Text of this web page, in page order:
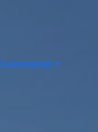
Evenementen